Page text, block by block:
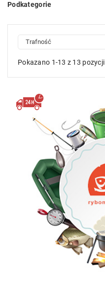
Podkategorie
Trafność
Pokazano 1-13 z 13 pozycji